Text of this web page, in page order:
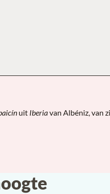
▶
uit Iberiavan Albéniz, van